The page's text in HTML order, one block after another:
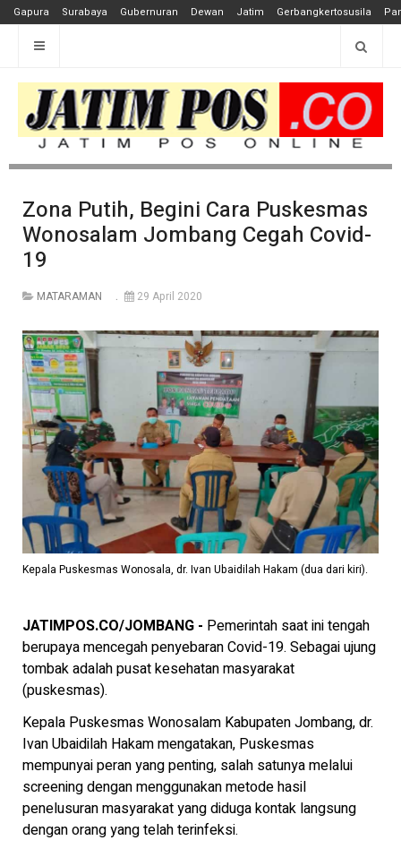
Gapura Surabaya Gubernuran Dewan Jatim Gerbangkertosusila
Zona Putih, Begini Cara Puskesmas
Wonosalam Jombang Cegah Covid-
19
MATARAMAN 29 April 2020
Kepala Puskesmas Wonosala, dr. Ivan Ubaidilah Hakam (dua dari kiri).
JATIMPOS.CO/JOMBANG - Pemerintah saat ini tengah
berupaya mencegah penyebaran Covid-19. Sebagai ujung
tombak adalah pusat kesehatan masyarakat
(puskesmas).
Kepala Puskesmas Wonosalam Kabupaten Jombang, dr.
Ivan Ubaidilah Hakam mengatakan, Puskesmas
mempunyai peran yang penting, salah satunya melalui
screening dengan menggunakan metode hasil
penelusuran masyarakat yang diduga kontak langsung
dengan orang yang telah terinfeksi.